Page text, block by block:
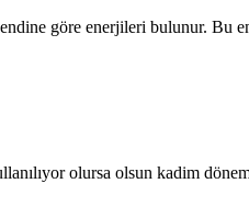
göre enerjileri bulunur.
olursa olsun kadim